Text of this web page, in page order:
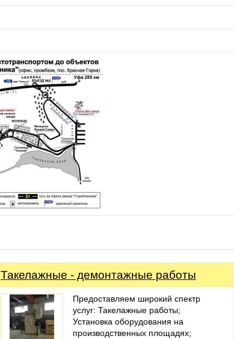
Такелажные - демонтажные работы
Предоставляем широкий спектр
услуг: Такелажные работы;
Установка оборудования на
производственных площадях;